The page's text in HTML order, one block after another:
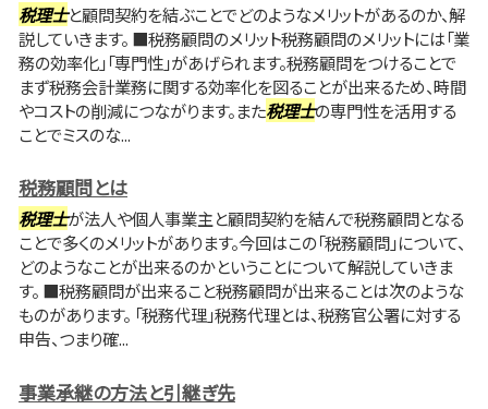
税理士と顧問契約を結ぶことでどのようなメリットがあるのか、解
説していきます。 ■税務顧問のメリット税務顧問のメリットには「業
務の効率化」「専門性」があげられます。税務顧問をつけることで
まず税務会計業務に関する効率化を図ることが出来るため、時間
やコストの削減につながります。また税理士の専門性を活用する
ことでミスのな...
税務顧問とは
税理士が法人や個人事業主と顧問契約を結んで税務顧問となる
ことで多くのメリットがあります。今回はこの「税務顧問」について、
どのようなことが出来るのかということについて解説していきま
す。 ■税務顧問が出来ること税務顧問が出来ることは次のような
ものがあります。 「税務代理」税務代理とは、税務官公署に対する
申告、つまり確...
事業承継の方法と引継ぎ先